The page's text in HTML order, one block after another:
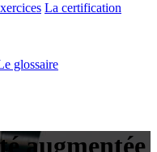
La certification
glossaire
augmentée